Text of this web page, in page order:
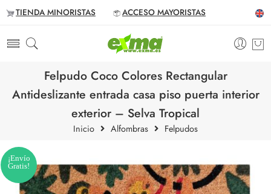
TIENDA MINORISTAS ACCESO MAYORISTAS
Felpudo Coco Colores Rectangular
Antideslizante entrada casa piso puerta interior
exterior – Selva Tropical
Inicio Alfombras Felpudos
¡Envío
Gratis!